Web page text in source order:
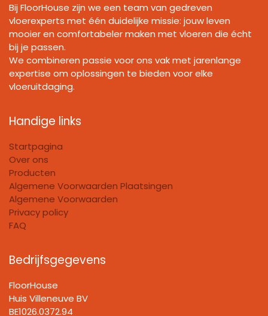
Bij FloorHouse zijn we een team van gedreven
vloerexperts met één duidelijke missie: jouw leven
mooier en comfortabeler maken met vloeren die écht
bij je passen.
We combineren passie voor ons vak met jarenlange
expertise om oplossingen te bieden voor elke
vloeruitdaging.
Handige links
Startpagina
Over ons
Producten
Algemene Voorwaarden Plaatsingen
Algemene Voorwaarden
Privacy policy
FAQ
Bedrijfsgegevens
FloorHouse
Huis Villeneuve BV​
BE1026.0372.94